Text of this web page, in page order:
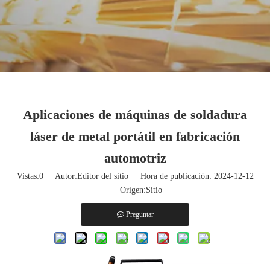
Aplicaciones de máquinas de soldadura
láser de metal portátil en fabricación
automotriz
Vistas:0Autor:Editor del sitio Hora de publicación: 2024-12-12
Origen:Sitio
Preguntar